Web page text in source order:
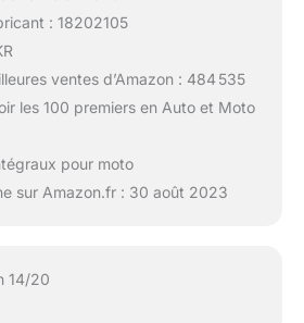
: 18202105
ventes d’Amazon : 484 535
les 100 premiers en Auto et Moto
pour moto
sur Amazon.fr : 30 août 2023
14/20